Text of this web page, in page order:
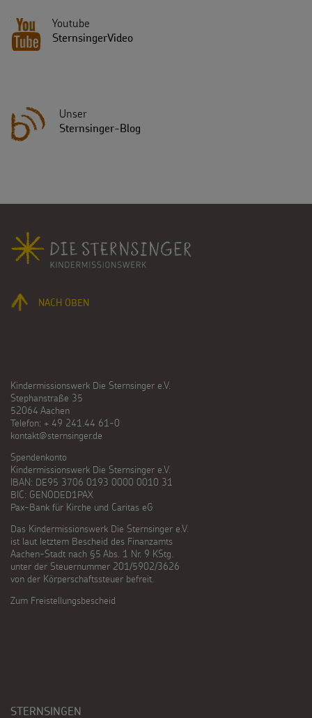
Youtube
SternsingerVideo
Unser
Sternsinger-Blog
Fußbereich
NACH OBEN
Kindermissionswerk Die Sternsinger e.V.
Stephanstraße 35
52064 Aachen
Telefon: + 49 241.44 61-0
kontakt@sternsinger.de
Spendenkonto
Kindermissionswerk Die Sternsinger e.V.
IBAN: DE95 3706 0193 0000 0010 31
BIC: GENODED1PAX
Pax-Bank für Kirche und Caritas eG
Das Kindermissionswerk Die Sternsinger e.V.
ist laut letztem Bescheid des Finanzamts
Aachen-Stadt nach §5 Abs. 1 Nr. 9 KStg.
unter der Steuernummer 201/5902/3626
von der Körperschaftssteuer befreit.
Zum Freistellungsbescheid
STERNSINGEN